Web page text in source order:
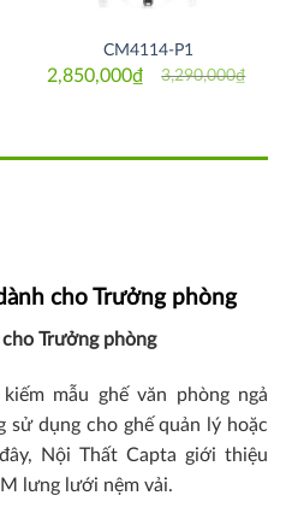
CM4114-P1
3,290,000₫
Original
2,850,000₫
Current
cho Trưởng phòng
Trưởng phòng
mẫu ghế văn phòng ngả
sử dụng cho ghế quản lý hoặc
Nội Thất Capta giới thiệu
lưng lưới nệm vải.